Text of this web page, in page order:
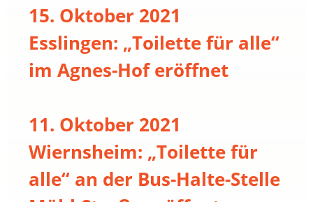
15. Oktober 2021
Esslingen: „Toilette für alle“
im Agnes-Hof eröffnet
11. Oktober 2021
Wiernsheim: „Toilette für
alle“ an der Bus-Halte-Stelle